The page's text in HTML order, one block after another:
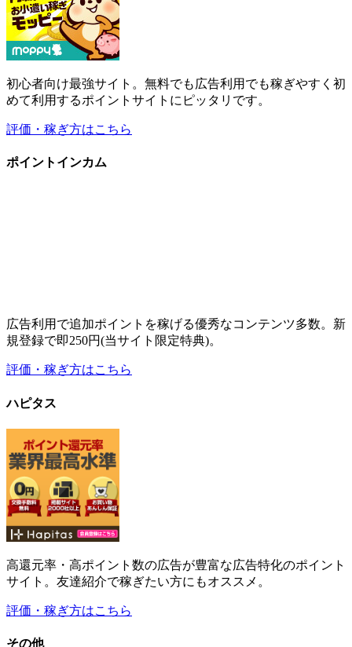
初心者向け最強サイト。無料でも広告利用でも稼ぎやすく初
めて利用するポイントサイトにピッタリです。
評価・稼ぎ方はこちら
ポイントインカム
高還元率・高ポイント数の広告が豊富な広告特化のポイント
サイト。友達紹介で稼ぎたい方にもオススメ。
評価・稼ぎ方はこちら
その他
その他のサイトの